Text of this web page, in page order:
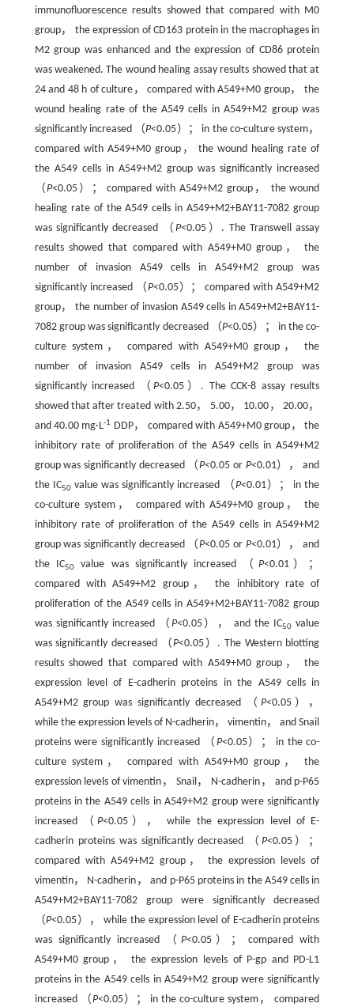
immunofluorescence results showed that compared with M0
group， the expression of CD163 protein in the macrophages in
M2 group was enhanced and the expression of CD86 protein
was weakened. The wound healing assay results showed that at
24 and 48 h of culture， compared with A549+M0 group， the
wound healing rate of the A549 cells in A549+M2 group was
significantly increased （P<0.05）； in the co-culture system，
compared with A549+M0 group， the wound healing rate of
the A549 cells in A549+M2 group was significantly increased
（P<0.05）； compared with A549+M2 group， the wound
healing rate of the A549 cells in A549+M2+BAY11-7082 group
was significantly decreased （P<0.05）. The Transwell assay
results showed that compared with A549+M0 group， the
number of invasion A549 cells in A549+M2 group was
significantly increased （P<0.05）； compared with A549+M2
group， the number of invasion A549 cells in A549+M2+BAY11-
7082 group was significantly decreased （P<0.05）； in the co-
culture system， compared with A549+M0 group， the
number of invasion A549 cells in A549+M2 group was
significantly increased （P<0.05）. The CCK-8 assay results
showed that after treated with 2.50， 5.00， 10.00， 20.00，
and 40.00 mg·L-1 DDP， compared with A549+M0 group， the
inhibitory rate of proliferation of the A549 cells in A549+M2
group was significantly decreased （P<0.05 or P<0.01）， and
the IC50value was significantly increased （P<0.01）； in the
co-culture system， compared with A549+M0 group， the
inhibitory rate of proliferation of the A549 cells in A549+M2
group was significantly decreased （P<0.05 or P<0.01）， and
the IC50value was significantly increased （ P<0.01）；
compared with A549+M2 group， the inhibitory rate of
proliferation of the A549 cells in A549+M2+BAY11-7082 group
was significantly increased （P<0.05）， and the IC50 value
was significantly decreased （P<0.05）. The Western blotting
results showed that compared with A549+M0 group， the
expression level of E-cadherin proteins in the A549 cells in
A549+M2 group was significantly decreased （ P<0.05），
while the expression levels of N-cadherin， vimentin， and Snail
proteins were significantly increased （ P<0.05）； in the co-
culture system， compared with A549+M0 group， the
expression levels of vimentin， Snail， N-cadherin， and p-P65
proteins in the A549 cells in A549+M2 group were significantly
increased （P<0.05）， while the expression level of E-
cadherin proteins was significantly decreased （P<0.05）；
compared with A549+M2 group， the expression levels of
vimentin， N-cadherin， and p-P65 proteins in the A549 cells in
A549+M2+BAY11-7082 group were significantly decreased
（P<0.05）， while the expression level of E-cadherin proteins
was significantly increased （ P<0.05）； compared with
A549+M0 group， the expression levels of P-gp and PD-L1
proteins in the A549 cells in A549+M2 group were significantly
increased （P<0.05）； in the co-culture system， compared